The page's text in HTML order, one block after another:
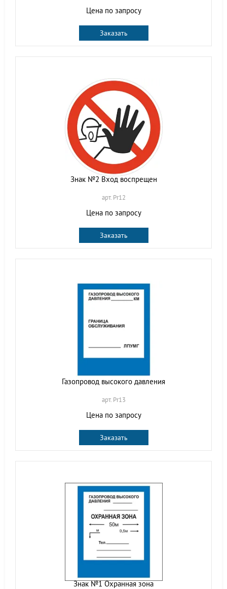
Цена по запросу
Заказать
Знак №2 Вход воспрещен
арт. Pr12
Цена по запросу
Заказать
Газопровод высокого давления
арт. Pr13
Цена по запросу
Заказать
Знак №1 Охранная зона